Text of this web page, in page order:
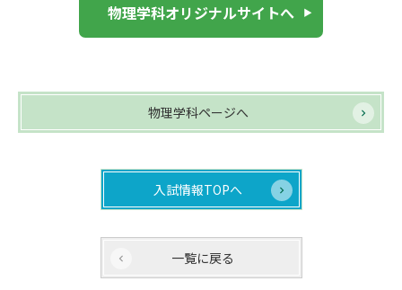
物理学科オリジナルサイトへ
物理学科ページへ
入試情報TOPへ
一覧に戻る